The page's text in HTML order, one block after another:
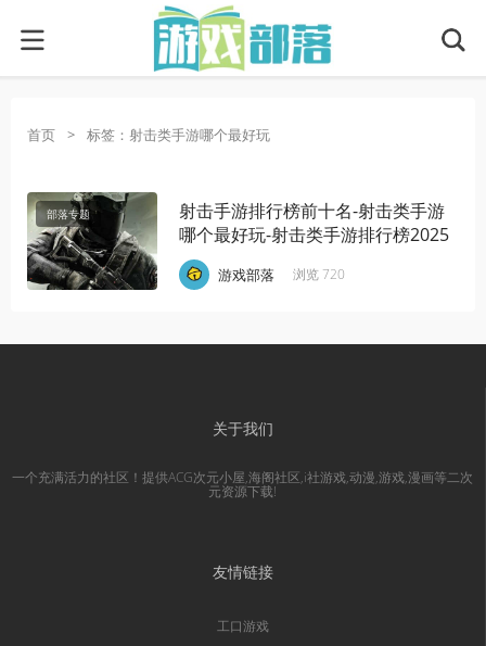
首页 > 标签：射击类手游哪个最好玩
部落专题
射击手游排行榜前十名-射击类手游
哪个最好玩-射击类手游排行榜2025
游戏部落 浏览 720
关于我们
一个充满活力的社区！提供ACG次元小屋,海阁社区,i社游戏,动漫,游戏,漫画等二次
元资源下载!
友情链接
工口游戏